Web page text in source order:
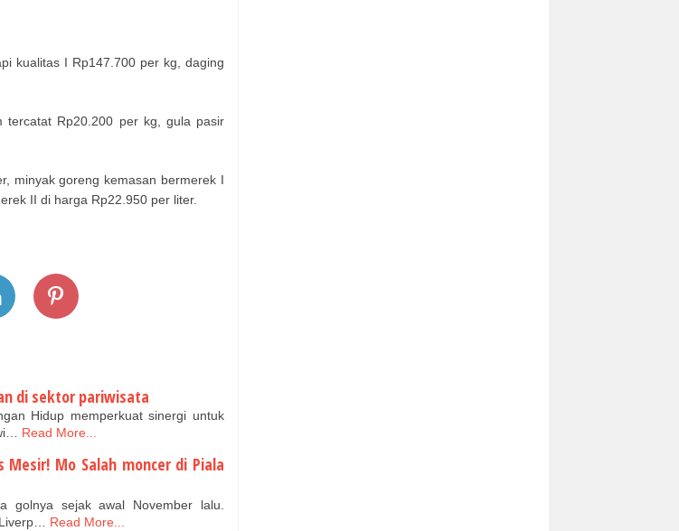
kualitas I Rp147.700 per kg, daging
tercatat Rp20.200 per kg, gula pasir
minyak goreng kemasan bermerek I
II di harga Rp22.950 per liter.
di sektor pariwisata
Hidup memperkuat sinergi untuk
Read More...
Mo Salah moncer di Piala
golnya sejak awal November lalu.
Read More...